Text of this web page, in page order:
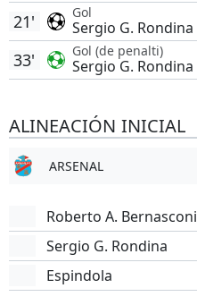
Gol
Sergio G. Rondina
21'
Gol (de penalti)
Sergio G. Rondina
33'
ALINEACIÓN INICIAL
ARSENAL
Roberto A. Bernasconi
Sergio G. Rondina
Espindola